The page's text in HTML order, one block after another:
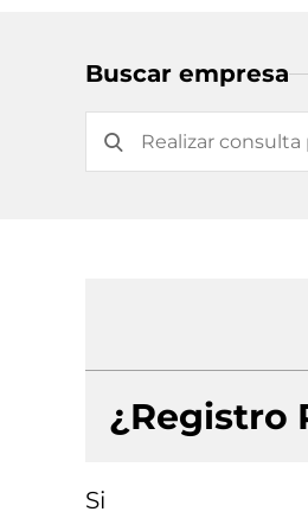
Buscar empresa
¿Registro
Si